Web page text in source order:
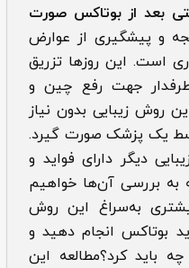
بعد از بوتاکس صورت
و پیشگیری از عوارض
است. این روزها تزریق
جهت رفع چین و
روش زیبایی بدون نیاز
یک پزشک صورت گیرد.
دیگر دارای فواید و
به بررسی آن‌ها خواهیم
به‌سراغ این روش
بوتاکس انجام دهید و
باید کرد؟مطالعه این